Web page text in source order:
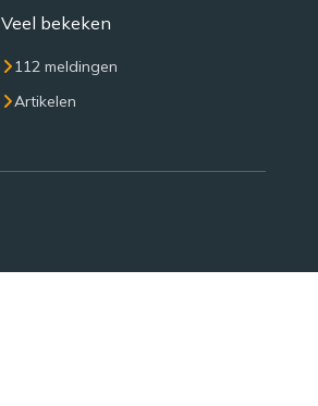
Veel bekeken
112 meldingen
Artikelen